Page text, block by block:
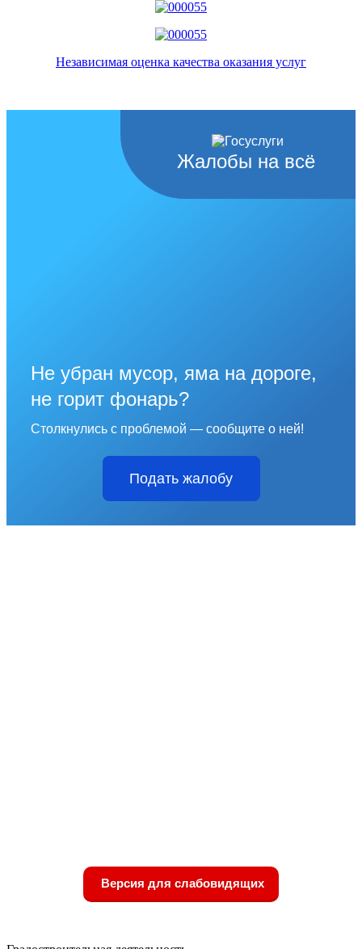
Независимая оценка качества оказания услуг
Жалобы на всё
Не убран мусор, яма на дороге,
не горит фонарь?
Столкнулись с проблемой — сообщите о ней!
Подать жалобу
Версия для слабовидящих